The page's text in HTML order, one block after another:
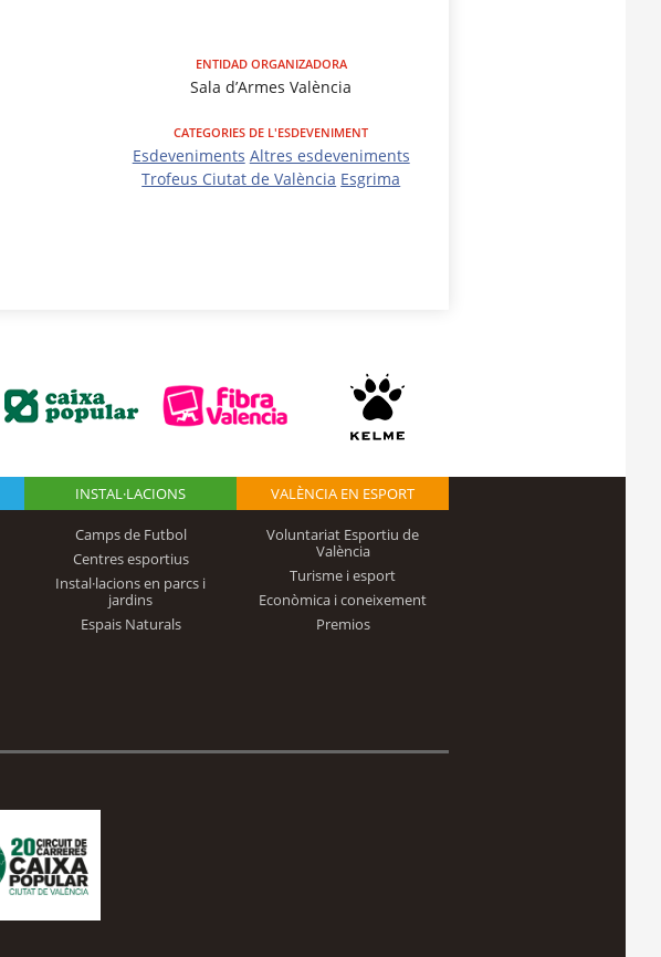
ENTIDAD ORGANIZADORA
Sala d’Armes València
CATEGORIES DE L'ESDEVENIMENT
Esdeveniments Altres esdeveniments
Trofeus Ciutat de València Esgrima
INSTAL·LACIONS
Camps de Futbol
Centres esportius
Instal·lacions en parcs i
jardins
Espais Naturals
VALÈNCIA EN ESPORT
Voluntariat Esportiu de
València
Turisme i esport
Econòmica i coneixement
Premios